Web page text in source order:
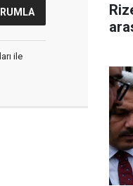
ile